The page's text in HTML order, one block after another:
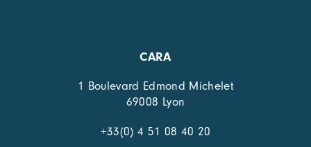
CARA
1 Boulevard Edmond Michelet
69008 Lyon
+33(0) 4 51 08 40 20